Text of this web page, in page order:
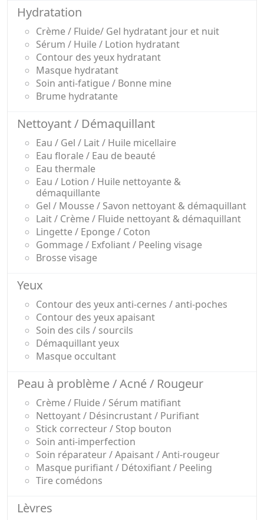
Hydratation
Crème / Fluide/ Gel hydratant jour et nuit
Sérum / Huile / Lotion hydratant
Contour des yeux hydratant
Masque hydratant
Soin anti-fatigue / Bonne mine
Brume hydratante
Nettoyant / Démaquillant
Eau / Gel / Lait / Huile micellaire
Eau florale / Eau de beauté
Eau thermale
Eau / Lotion / Huile nettoyante &
démaquillante
Gel / Mousse / Savon nettoyant & démaquillant
Lait / Crème / Fluide nettoyant & démaquillant
Lingette / Eponge / Coton
Gommage / Exfoliant / Peeling visage
Brosse visage
Yeux
Contour des yeux anti-cernes / anti-poches
Contour des yeux apaisant
Soin des cils / sourcils
Démaquillant yeux
Masque occultant
Peau à problème / Acné / Rougeur
Crème / Fluide / Sérum matifiant
Nettoyant / Désincrustant / Purifiant
Stick correcteur / Stop bouton
Soin anti-imperfection
Soin réparateur / Apaisant / Anti-rougeur
Masque purifiant / Détoxifiant / Peeling
Tire comédons
Lèvres